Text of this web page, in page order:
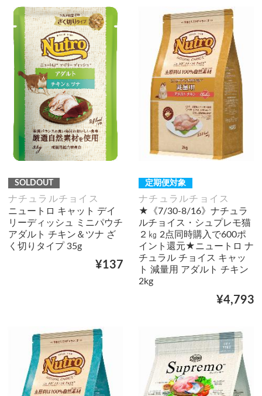
SOLDOUT
ナチュラルチョイス
ニュートロ キャット デイ
リーディッシュ ミニパウチ
アダルト チキン＆ツナ ざ
く切りタイプ 35g
¥137
定期便対象
ナチュラルチョイス
★《7/30-8/16》ナチュラ
ルチョイス・シュプレモ猫
２㎏ 2点同時購入で600ポ
イント還元★ニュートロ ナ
チュラル チョイス キャッ
ト 減量用 アダルト チキン
2kg
¥4,793